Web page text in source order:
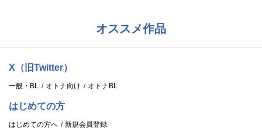
オススメ作品
X（旧Twitter）
一般・BL オトナ向け オトナBL
はじめての方
はじめての方へ 新規会員登録